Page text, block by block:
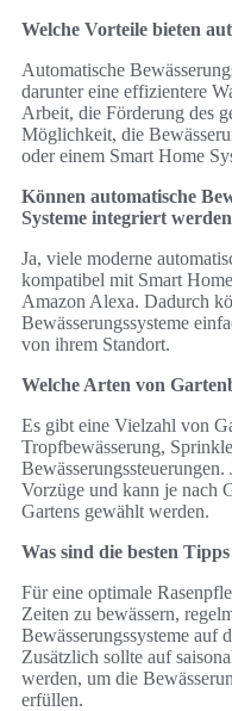
Welche Vorteile bieten
Automatische
darunter eine effizientere
Arbeit, die Förderung des
Möglichkeit, die
oder einem Smart Home
Können automatische
Systeme integriert
Ja, viele moderne
kompatibel mit Smart
Amazon Alexa. Dadurch
Bewässerungssysteme
von ihrem Standort.
Welche Arten von
Es gibt eine Vielzahl von
Tropfbewässerung,
Bewässerungssteuerungen.
Vorzüge und kann je nach
Gartens gewählt werden.
Was sind die besten
Für eine optimale
Zeiten zu bewässern,
Bewässerungssysteme auf
Zusätzlich sollte auf
werden, um die
erfüllen.